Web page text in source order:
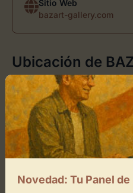
Sitio Web
bazart-gallery.com
Ubicación de
Cómo llegar
BAZART
+
−
Novedad: Tu Panel